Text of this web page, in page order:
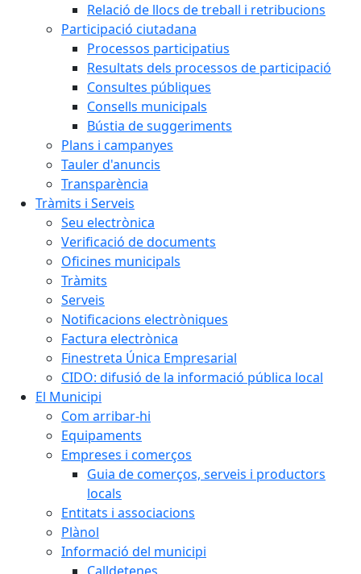
Relació de llocs de treball i retribucions
Participació ciutadana
Processos participatius
Resultats dels processos de participació
Consultes públiques
Consells municipals
Bústia de suggeriments
Plans i campanyes
Tauler d'anuncis
Transparència
Tràmits i Serveis
Seu electrònica
Verificació de documents
Oficines municipals
Tràmits
Serveis
Notificacions electròniques
Factura electrònica
Finestreta Única Empresarial
CIDO: difusió de la informació pública local
El Municipi
Com arribar-hi
Equipaments
Empreses i comerços
Guia de comerços, serveis i productors
locals
Entitats i associacions
Plànol
Informació del municipi